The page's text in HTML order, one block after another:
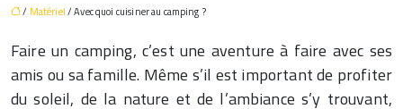
/ Matériel/ Avec quoi cuisiner au camping ?
Faire un camping, c’est une aventure à faire avec ses
amis ou sa famille. Même s’il est important de profiter
du soleil, de la nature et de l’ambiance s’y trouvant,